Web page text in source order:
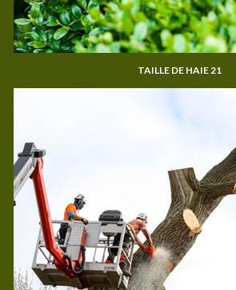
TAILLE DE HAIE 21